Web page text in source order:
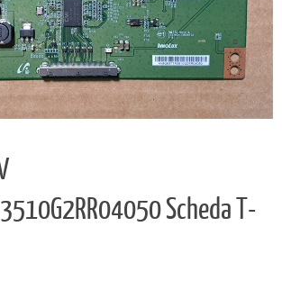
Scheda T-